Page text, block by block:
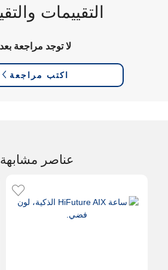
التقييمات
لا توجد مراجعة
اكتب مراجعة
عناصر مشابهة